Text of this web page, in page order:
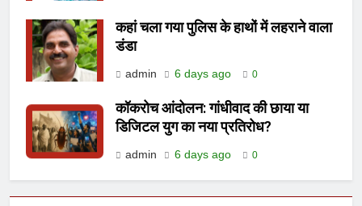
कहां चला गया पुलिस के हाथों में लहराने वाला
डंडा
admin 6 days ago 0
कॉकरोच आंदोलन: गांधीवाद की छाया या
डिजिटल युग का नया प्रतिरोध?
admin 6 days ago 0